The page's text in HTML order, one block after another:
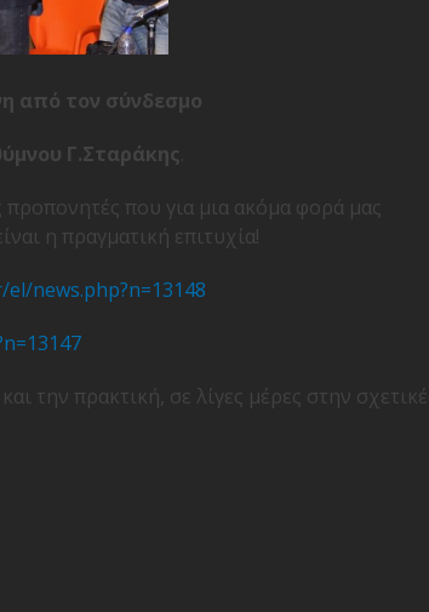
από τον σύνδεσμο
Γ.Σταράκης.
που για μια ακόμα φορά μας
η πραγματική επιτυχία!
news.php?n=13148
την πρακτική, σε λίγες μέρες στην